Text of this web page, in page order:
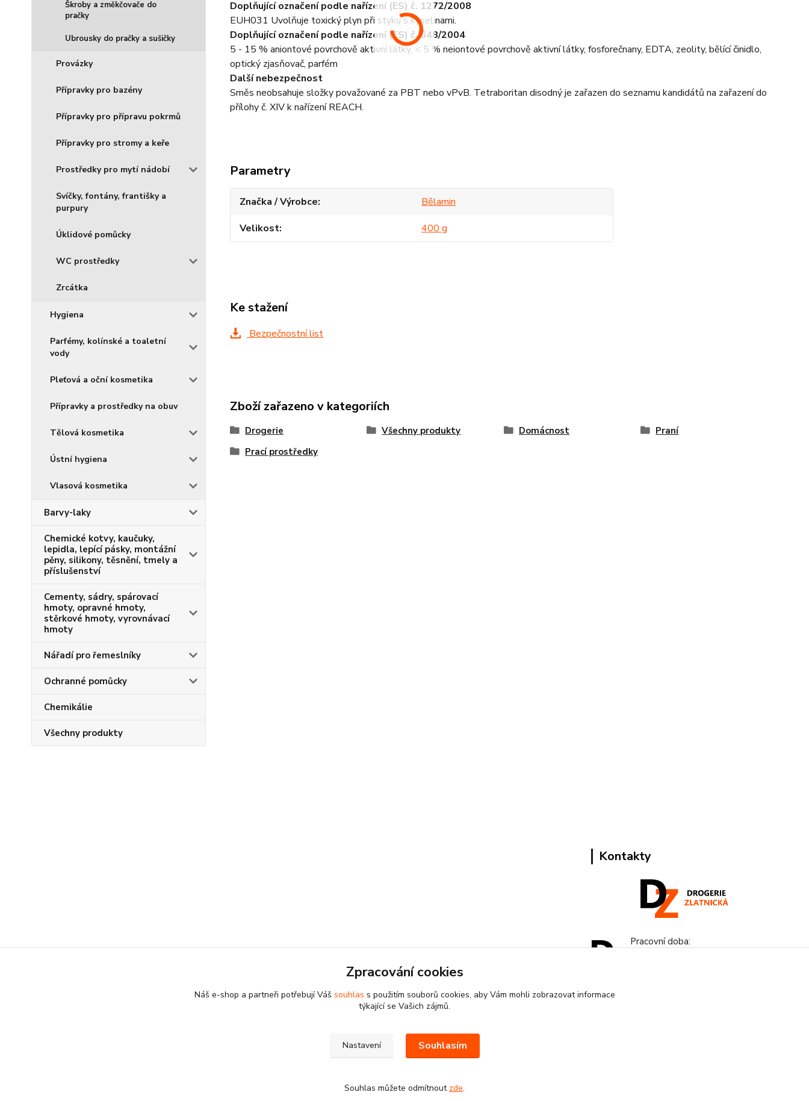
Škroby a změkčovače do
pračky
Ubrousky do pračky a sušičky
Provázky
Přípravky pro bazény
Přípravky pro přípravu pokrmů
Přípravky pro stromy a keře
Prostředky pro mytí nádobí
Svíčky, fontány, františky a
purpury
Úklidové pomůcky
WC prostředky
Zrcátka
Hygiena
Parfémy, kolínské a toaletní
vody
Pleťová a oční kosmetika
Přípravky a prostředky na obuv
Tělová kosmetika
Ústní hygiena
Vlasová kosmetika
Barvy-laky
Chemické kotvy, kaučuky,
lepidla, lepící pásky, montážní
pěny, silikony, těsnění, tmely a
příslušenství
Cementy, sádry, spárovací
hmoty, opravné hmoty,
stěrkové hmoty, vyrovnávací
hmoty
Nářadí pro řemeslníky
Ochranné pomůcky
Chemikálie
Všechny produkty
Doplňující označení podle nařízení (ES) č. 1272/2008
EUH031 Uvolňuje toxický plyn při styku s kyselinami.
Doplňující označení podle nařízení (ES) č. 648/2004
5 - 15 % aniontové povrchově aktivní látky, < 5 % neiontové povrchově aktivní látky, fosforečnany, EDTA, zeolity, bělící činidlo,
optický zjasňovač, parfém
Další nebezpečnost
Směs neobsahuje složky považované za PBT nebo vPvB. Tetraboritan disodný je zařazen do seznamu kandidátů na zařazení do
přílohy č. XIV k nařízení REACH.
Parametry
Značka / Výrobce
Bělamin
Velikost
400 g
Ke stažení
Bezpečnostní list
Zboží zařazeno v kategoriích
Drogerie Všechny produkty Domácnost
Praní
Prací prostředky
Kontakty
Pracovní doba:
info@drogeriezlatnicka.cz
Zpracování cookies
Náš e-shop a partneři potřebují Váš souhlas s použitím souborů cookies, aby Vám mohli zobrazovat informace
týkající se Vašich zájmů.
Nastavení Souhlasím
Souhlas můžete odmítnout zde.